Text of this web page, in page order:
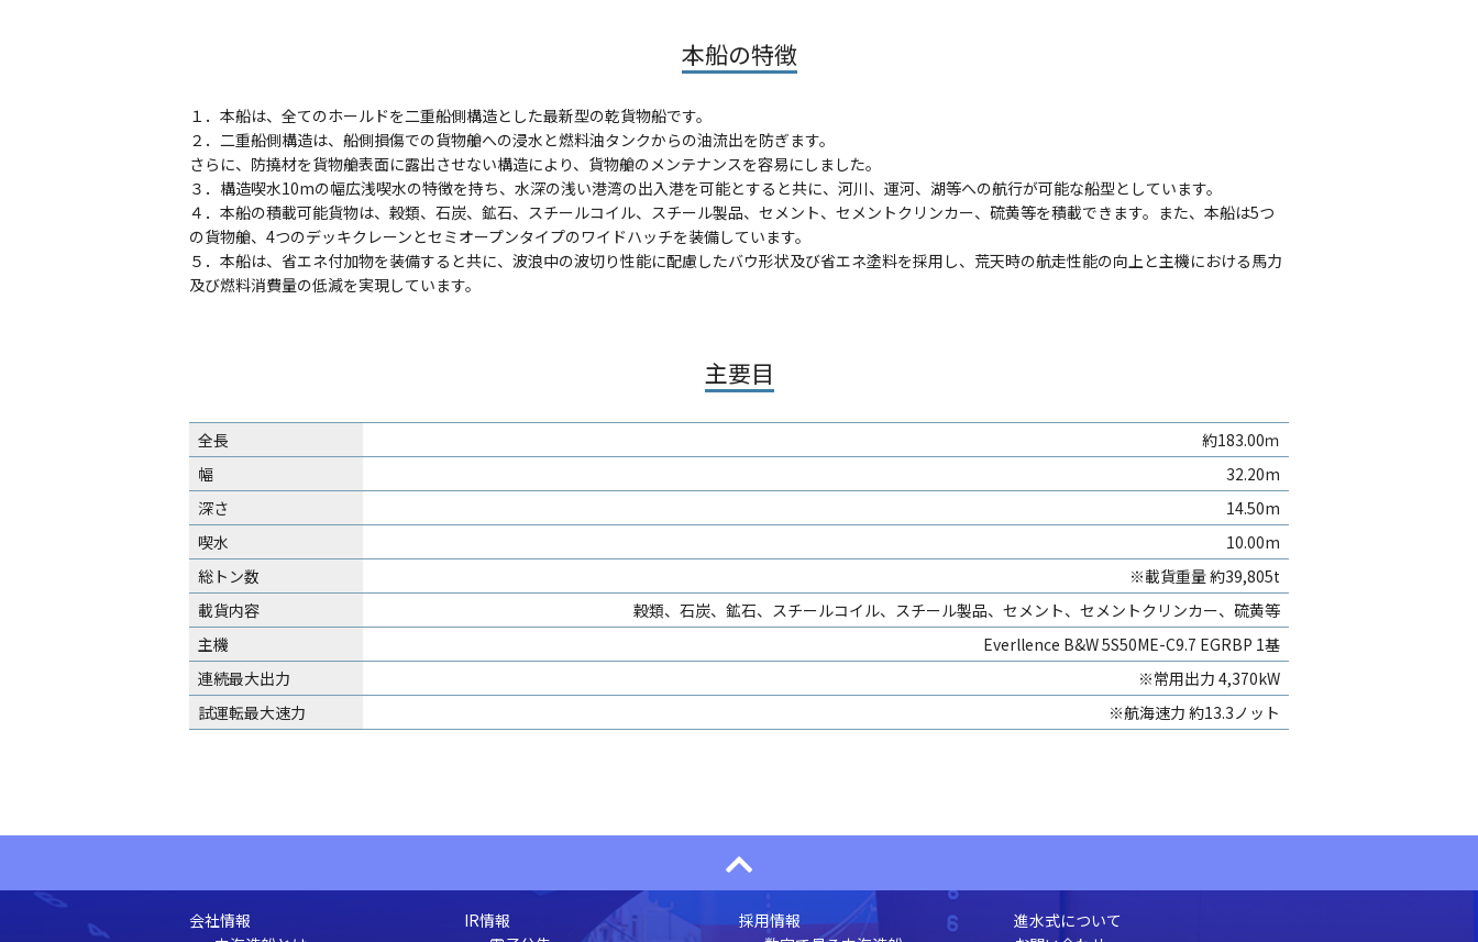
本船の特徴
１．本船は、全てのホールドを二重船側構造とした最新型の乾貨物船です。
２．二重船側構造は、船側損傷での貨物艙への浸水と燃料油タンクからの油流出を防ぎます。
さらに、防撓材を貨物艙表面に露出させない構造により、貨物艙のメンテナンスを容易にしました。
３．構造喫水10mの幅広浅喫水の特徴を持ち、水深の浅い港湾の出入港を可能とすると共に、河川、運河、湖等への航行が可能な船型としています。
４．本船の積載可能貨物は、穀類、石炭、鉱石、スチールコイル、スチール製品、セメント、セメントクリンカー、硫黄等を積載できます。また、本船は5つ
の貨物艙、4つのデッキクレーンとセミオープンタイプのワイドハッチを装備しています。
５．本船は、省エネ付加物を装備すると共に、波浪中の波切り性能に配慮したバウ形状及び省エネ塗料を採用し、荒天時の航走性能の向上と主機における馬力
及び燃料消費量の低減を実現しています。
主要目
全長
約183.00ｍ
幅
32.20m
深さ
14.50m
喫水
10.00m
総トン数
※載貨重量 約39,805t
載貨内容
穀類、石炭、鉱石、スチールコイル、スチール製品、セメント、セメントクリンカー、硫黄等
主機
Everllence B&W 5S50ME-C9.7 EGRBP 1基
連続最大出力
※常用出力 4,370kW
試運転最大速力
※航海速力 約13.3ノット
会社情報
IR情報
採用情報
進水式について